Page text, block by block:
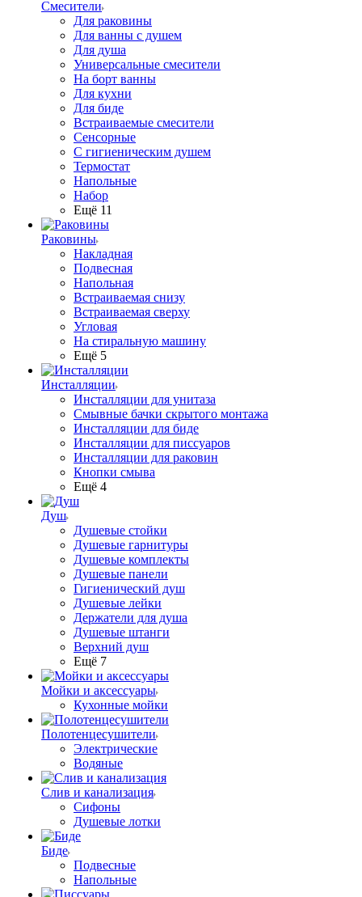
Смесители
Для раковины
Для ванны с душем
Для душа
Универсальные смесители
На борт ванны
Для кухни
Для биде
Встраиваемые смесители
Сенсорные
С гигиеническим душем
Термостат
Напольные
Набор
Ещё 11
Раковины
Накладная
Подвесная
Напольная
Встраиваемая снизу
Встраиваемая сверху
Угловая
На стиральную машину
Ещё 5
Инсталляции
Инсталляции для унитаза
Смывные бачки скрытого монтажа
Инсталляции для биде
Инсталляции для писсуаров
Инсталляции для раковин
Кнопки смыва
Ещё 4
Душ
Душевые стойки
Душевые гарнитуры
Душевые комплекты
Душевые панели
Гигиенический душ
Душевые лейки
Держатели для душа
Душевые штанги
Верхний душ
Ещё 7
Мойки и аксессуары
Кухонные мойки
Полотенцесушители
Электрические
Водяные
Слив и канализация
Сифоны
Душевые лотки
Биде
Подвесные
Напольные